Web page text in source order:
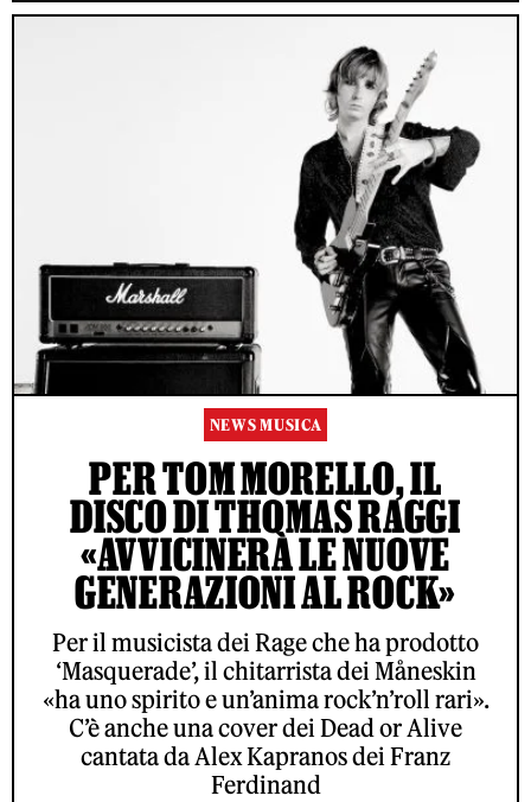
NEWS MUSICA
PER TOM MORELLO, IL
DISCO DI THOMAS RAGGI
«AVVICINERÀ LE NUOVE
GENERAZIONI AL ROCK»
Per il musicista dei Rage che ha prodotto
‘Masquerade’, il chitarrista dei Måneskin
«ha uno spirito e un’anima rock’n’roll rari».
C’è anche una cover dei Dead or Alive
cantata da Alex Kapranos dei Franz
Ferdinand